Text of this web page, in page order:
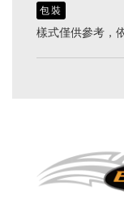
包裝
樣式僅供參考，